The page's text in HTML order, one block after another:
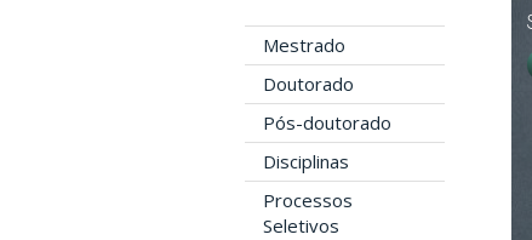
Mestrado
Doutorado
Pós-doutorado
Disciplinas
Processos
Seletivos